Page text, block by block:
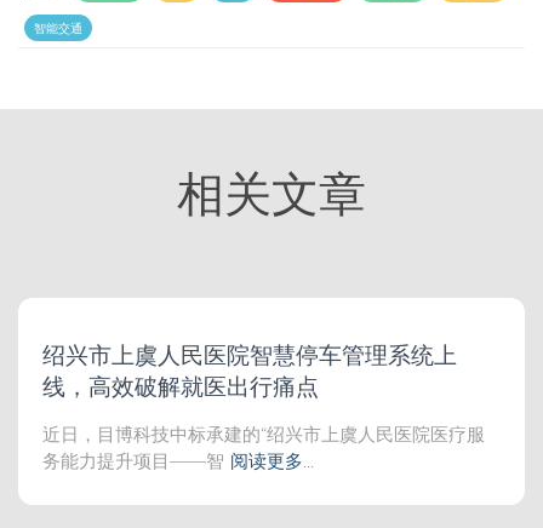
智能交通
相关文章
绍兴市上虞人民医院智慧停车管理系统上
线，高效破解就医出行痛点
近日，目博科技中标承建的“绍兴市上虞人民医院医疗服
务能力提升项目——智 阅读更多…